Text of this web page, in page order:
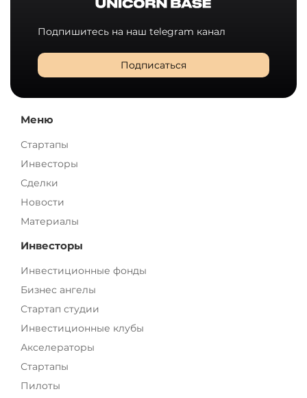
Подпишитесь на наш telegram канал
Подписаться
Меню
Стартапы
Инвесторы
Сделки
Новости
Материалы
Инвесторы
Инвестиционные фонды
Бизнес ангелы
Стартап студии
Инвестиционные клубы
Акселераторы
Стартапы
Пилоты